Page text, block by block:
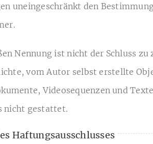
uneingeschränkt den
Nennung ist nicht der Schluss
vom Autor selbst erstellte
Videosequenzen und
nicht gestattet.
Haftungsausschlusses